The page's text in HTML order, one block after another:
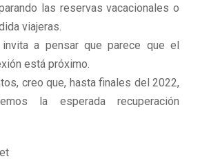
las reservas vacacionales o
viajeras.
a pensar que parece que el
está próximo.
creo que, hasta finales del 2022,
la esperada recuperación